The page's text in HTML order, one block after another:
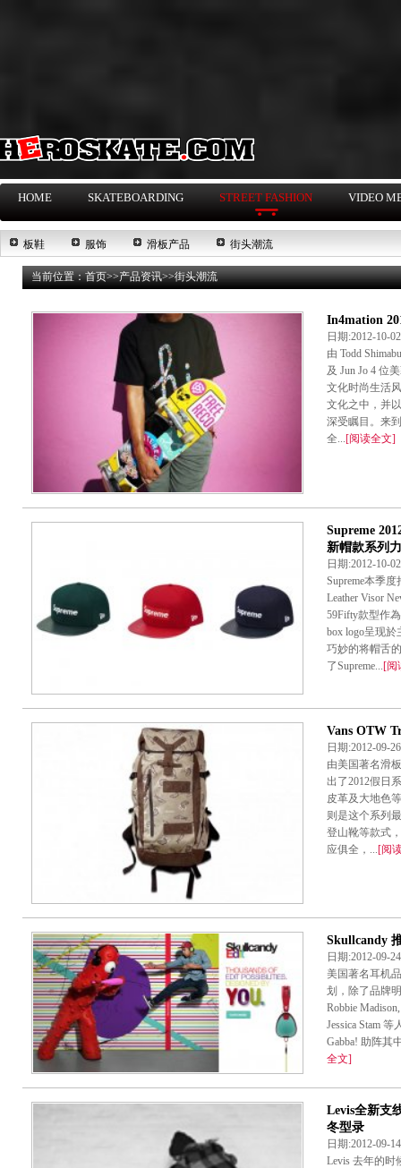
HOME SKATEBOARDING STREET FASHION VIDEO
板鞋 服饰 滑板产品 街头潮流
当前位置：首页>>产品资讯>>街头潮流
In4mation
日期:2012-
由 Todd
及 Jun Jo 4 位
文化时尚生活
文化之中，并
深受瞩目。来
全...[阅读全文]
Supreme
新帽款系列
日期:2012-
Supreme本季
Leather Visor
59Fifty款型作
box logo呈现
巧妙的将帽舌
了Supreme...[阅
Vans OTW
日期:2012-
由美国著名滑
出了2012假日
皮革及大地色
则是这个系列
登山靴等款式
应俱全，... [阅
Skullcandy
日期:2012-
美国著名耳机
划，除了品牌
Robbie
Jessica Stam
Gabba! 助阵其
全文]
Levis全新支
冬型录
日期:2012-
Levis 去年的时